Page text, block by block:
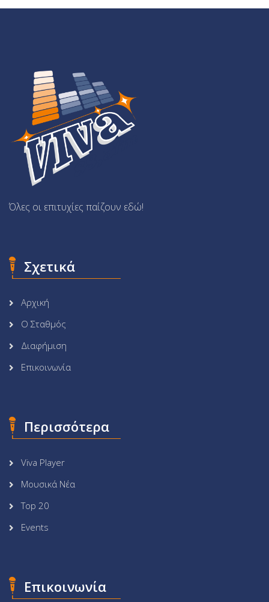
Όλες οι επιτυχίες παίζουν εδώ!
Σχετικά
Αρχική
Ο Σταθμός
Διαφήμιση
Επικοινωνία
Περισσότερα
Viva Player
Μουσικά Νέα
Top 20
Events
Επικοινωνία